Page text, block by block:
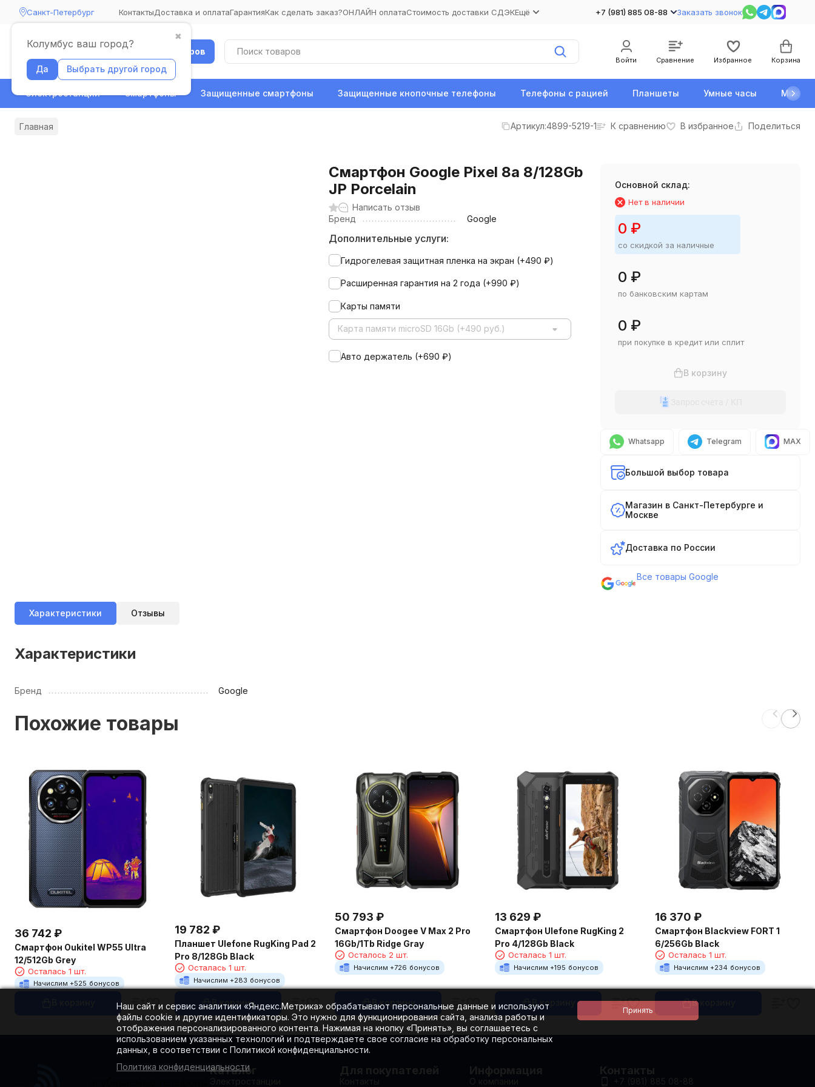
Санкт-Петербург
✖
Колумбус ваш город?
Да Выбрать другой город
КонтактыДоставка и оплатаГарантияКак сделать заказ?ОНЛАЙН оплатаСтоимость доставки СДЭКЕщё +7 (981) 885 08-88 Заказать звонок
Каталог товаров
Войти Сравнение Избранное Корзина
Электростанции Смартфоны Защищенные смартфоны Защищенные кнопочные телефоны Телефоны с рацией Планшеты Умные часы
Главная Артикул:4899-5219-1 К сравнению В избранное Поделиться
Смартфон Google Pixel 8a 8/128Gb
JP Porcelain
Написать отзыв
Бренд
Google
Дополнительные услуги:
Гидрогелевая защитная пленка на экран (+490₽)
Расширенная гарантия на 2 года (+990₽)
Карты памяти
Карта памяти microSD 16Gb (+490 руб.)
Авто держатель (+690₽)
Основной склад:
Нет в наличии
0 ₽
со скидкой за наличные
0 ₽
по банковским картам
0 ₽
при покупке в кредит или сплит
В корзину
Whatsapp Telegram MAX
Большой выбор товара
Магазин в Санкт-Петербурге и
Москве
Доставка по России
Все товары Google
Характеристики Отзывы
Характеристики
Бренд Google
Похожие товары
36 742 ₽
Смартфон Oukitel WP55 Ultra
12/512Gb Grey
Осталась 1 шт.
Начислим +525 бонусов
19 782 ₽
Планшет Ulefone RugKing Pad 2
Pro 8/128Gb Black
Осталась 1 шт.
Начислим +283 бонусов
В корзину
50 793 ₽
Смартфон Doogee V Max 2 Pro
16Gb/1Tb Ridge Gray
Осталось 2 шт.
Начислим +726 бонусов
В корзину
13 629 ₽
Смартфон Ulefone RugKing 2
Pro 4/128Gb Black
Осталась 1 шт.
Начислим +195 бонусов
В корзину
16 370 ₽
Смартфон Blackview FORT 1
6/256Gb Black
Осталась 1 шт.
Начислим +234 бонусов
В корзину
Каталог
Наш сайт и сервис аналитики «Яндекс.Метрика» обрабатывают персональные данные и используют
файлы cookie и другие идентификаторы. Это нужно для функционирования сайта, анализа работы и
отображения персонализированного контента. Нажимая на кнопку «Принять», вы соглашаетесь с
использованием указанных технологий и подтверждаете свое согласие на обработку персональных
данных, в соответствии с Политикой конфиденциальности.
Политика конфиденциальности